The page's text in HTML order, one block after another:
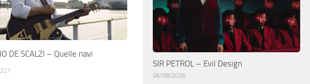
DE SCALZI – Quelle navi
SIR PETROL – Evil Design
06/08/2026